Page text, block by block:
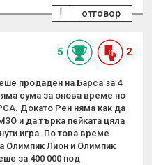
отговор
!
5 2
продаден на Барса за 4
сума за онова време но
Докато Рен няма как да
и да търка пейката цяла
игра. По това време
Олимпик Лион и Олимпик
за 400 000 под